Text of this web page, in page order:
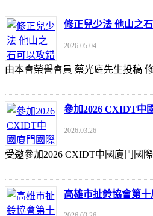
修正兒少法 他山之
2026.05.04
由本會榮譽會員 蔡光庭先生投稿
參加2026 CXIDT中
2026.03.26
受邀參加2026 CXIDT中國廈門
高雄市扯鈴協會第